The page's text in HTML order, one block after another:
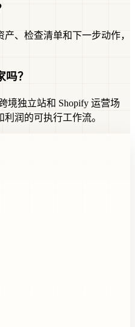
、检查清单和下一步动作，
？
境独立站和 Shopify 运营场
润的可执行工作流。